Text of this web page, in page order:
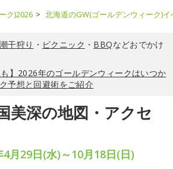
ク)2026 北海道のGW(ゴールデンウィーク)
潮干狩り ・ ピクニック ・ BBQなどおでかけ
も】2026年のゴールデンウィークはいつか
予想と回避術をご紹介
美深の地図・アクセ
月29日(水)～10月18日(日)